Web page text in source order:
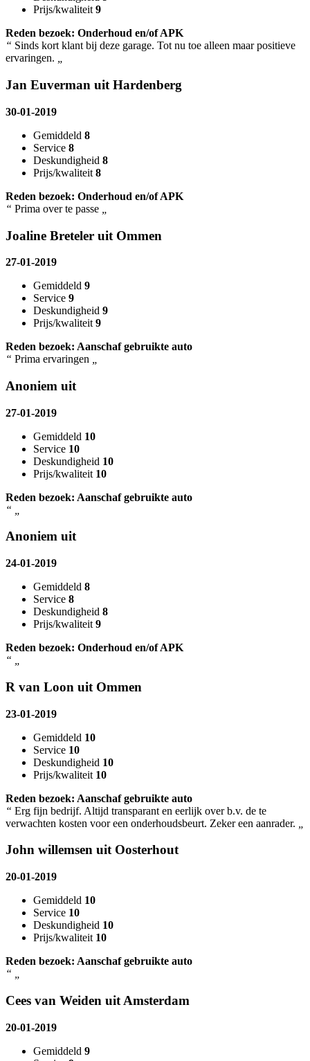
Prijs/kwaliteit 9
Reden bezoek: Onderhoud en/of APK
“ Sinds kort klant bij deze garage. Tot nu toe alleen maar positieve
ervaringen. „
Jan Euverman uit Hardenberg
30-01-2019
Gemiddeld 8
Service 8
Deskundigheid 8
Prijs/kwaliteit 8
Reden bezoek: Onderhoud en/of APK
“ Prima over te passe
Joaline Breteler uit Ommen
27-01-2019
Gemiddeld 9
Service 9
Deskundigheid 9
Prijs/kwaliteit 9
Reden bezoek: Aanschaf gebruikte auto
“ Prima ervaringen
Anoniem uit
27-01-2019
Gemiddeld 10
Service 10
Deskundigheid 10
Prijs/kwaliteit 10
Reden bezoek: Aanschaf gebruikte auto
“
Anoniem uit
24-01-2019
Gemiddeld 8
Service 8
Deskundigheid 8
Prijs/kwaliteit 9
Reden bezoek: Onderhoud en/of APK
“
R van Loon uit Ommen
23-01-2019
Gemiddeld 10
Service 10
Deskundigheid 10
Prijs/kwaliteit 10
Reden bezoek: Aanschaf gebruikte auto
“ Erg fijn bedrijf. Altijd transparant en eerlijk over b.v. de te
verwachten kosten voor een onderhoudsbeurt. Zeker een aanrader.
John willemsen uit Oosterhout
20-01-2019
Gemiddeld 10
Service 10
Deskundigheid 10
Prijs/kwaliteit 10
Reden bezoek: Aanschaf gebruikte auto
“
Cees van Weiden uit Amsterdam
20-01-2019
Gemiddeld 9